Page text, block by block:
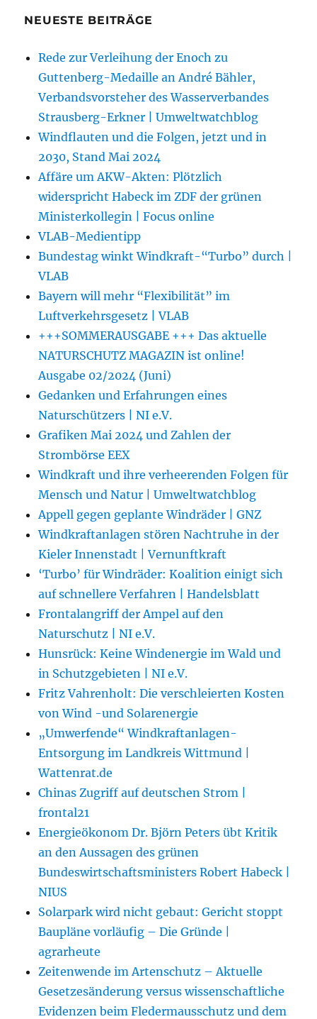
NEUESTE BEITRÄGE
Rede zur Verleihung der Enoch zu
Guttenberg-Medaille an André Bähler,
Verbandsvorsteher des Wasserverbandes
Strausberg-Erkner | Umweltwatchblog
Windflauten und die Folgen, jetzt und in
2030, Stand Mai 2024
Affäre um AKW-Akten: Plötzlich
widerspricht Habeck im ZDF der grünen
Ministerkollegin | Focus online
VLAB-Medientipp
Bundestag winkt Windkraft-“Turbo” durch |
VLAB
Bayern will mehr “Flexibilität” im
Luftverkehrsgesetz | VLAB
+++SOMMERAUSGABE +++ Das aktuelle
NATURSCHUTZ MAGAZIN ist online!
Ausgabe 02/2024 (Juni)
Gedanken und Erfahrungen eines
Naturschützers | NI e.V.
Grafiken Mai 2024 und Zahlen der
Strombörse EEX
Windkraft und ihre verheerenden Folgen für
Mensch und Natur | Umweltwatchblog
Appell gegen geplante Windräder | GNZ
Windkraftanlagen stören Nachtruhe in der
Kieler Innenstadt | Vernunftkraft
‘Turbo’ für Windräder: Koalition einigt sich
auf schnellere Verfahren | Handelsblatt
Frontalangriff der Ampel auf den
Naturschutz | NI e.V.
Hunsrück: Keine Windenergie im Wald und
in Schutzgebieten | NI e.V.
Fritz Vahrenholt: Die verschleierten Kosten
von Wind -und Solarenergie
„Umwerfende“ Windkraftanlagen-
Entsorgung im Landkreis Wittmund |
Wattenrat.de
Chinas Zugriff auf deutschen Strom |
frontal21
Energieökonom Dr. Björn Peters übt Kritik
an den Aussagen des grünen
Bundeswirtschaftsministers Robert Habeck |
NIUS
Solarpark wird nicht gebaut: Gericht stoppt
Baupläne vorläufig – Die Gründe |
agrarheute
Zeitenwende im Artenschutz – Aktuelle
Gesetzesänderung versus wissenschaftliche
Evidenzen beim Fledermausschutz und dem